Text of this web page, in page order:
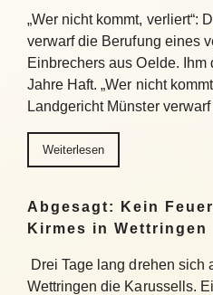
„Wer nicht kommt, verliert“:
verwarf die Berufung eines
Einbrechers aus Oelde. Ihm
Jahre Haft. „Wer nicht
Landgericht Münster
Weiterlesen
Abgesagt: Kein
Kirmes in Wettringen
Drei Tage lang drehen sich
Wettringen die Karussells.